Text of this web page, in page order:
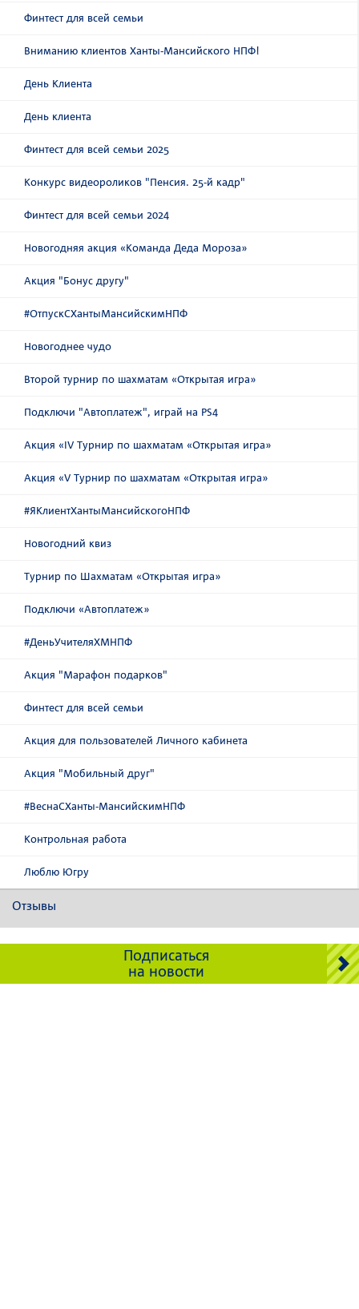
Финтест для всей семьи
Вниманию клиентов Ханты-Мансийского НПФ!
День Клиента
День клиента
Финтест для всей семьи 2025
Конкурс видеороликов "Пенсия. 25-й кадр"
Финтест для всей семьи 2024
Новогодняя акция «Команда Деда Мороза»
Акция "Бонус другу"
#ОтпускСХантыМансийскимНПФ
Новогоднее чудо
Второй турнир по шахматам «Открытая игра»
Подключи "Автоплатеж", играй на PS4
Акция «IV Турнир по шахматам «Открытая игра»
Акция «V Турнир по шахматам «Открытая игра»
#ЯКлиентХантыМансийскогоНПФ
Новогодний квиз
Турнир по Шахматам «Открытая игра»
Подключи «Автоплатеж»
#ДеньУчителяХМНПФ
Акция "Марафон подарков"
Финтест для всей семьи
Акция для пользователей Личного кабинета
Акция "Мобильный друг"
#ВеснаСХанты-МансийскимНПФ
Контрольная работа
Люблю Югру
Отзывы
Подписаться
на новости